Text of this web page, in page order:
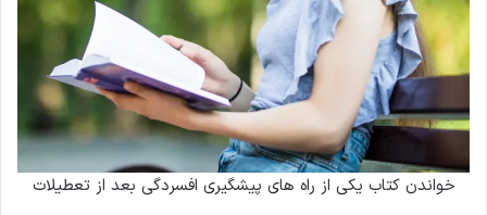
خواندن کتاب یکی از راه های پیشگیری افسردگی بعد از تعطیلات